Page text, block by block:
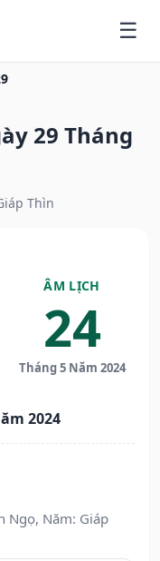
29 Tháng
Thìn
ÂM LỊCH
24
Tháng 5 Năm 2024
2024
Ngọ, Năm: Giáp